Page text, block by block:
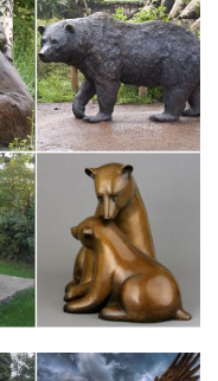
– Коллекция
собак и собачек, псов
фигурки собак
из всего разнообразия
статуэтку от
хорошую имитацию
нужно провести
за